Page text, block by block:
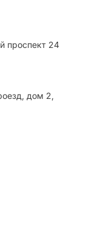
проспект 24
дом 2,